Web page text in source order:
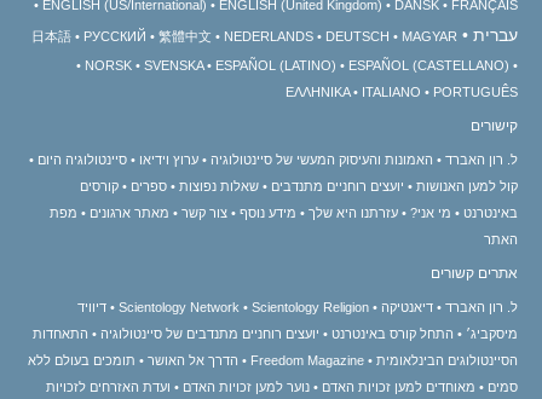
ENGLISH (US/International) ENGLISH (United Kingdom) DANSK FRANÇAIS
עברית 日本語 РУССКИЙ 繁體中文 NEDERLANDS DEUTSCH
MAGYAR
NORSK
SVENSKA ESPAÑOL (LATINO)
ESPAÑOL (CASTELLANO)
ΕΛΛΗΝΙΚA
ITALIANO PORTUGUÊS
קישורים
ל. רון האברד האמונות והעיסוק המעשי של סיינטולוגיה ערוץ וידיאו
סיינטולוגיה היום
קול למען האנושות
יועצים רוחניים מתנדבים שאלות נפוצות ספרים
קורסים
באינטרנט
מי אני? עזרתנו היא שלך מידע נוסף צור קשר מאתר ארגונים
מפת
האתר
אתרים קשורים
ל. רון האברד דיאנטיקה Scientology Network Scientology Religion
דיוויד
מיסקביג׳
התחל קורס באינטרנט יועצים רוחניים מתנדבים של סיינטולוגיה
התאחדות
הסיינטולוגים הבינלאומית
Freedom Magazine הדרך אל האושר
תומכים בעולם ללא
סמים
מאוחדים למען זכויות האדם נוער למען זכויות האדם ועדת האזרחים לזכויות